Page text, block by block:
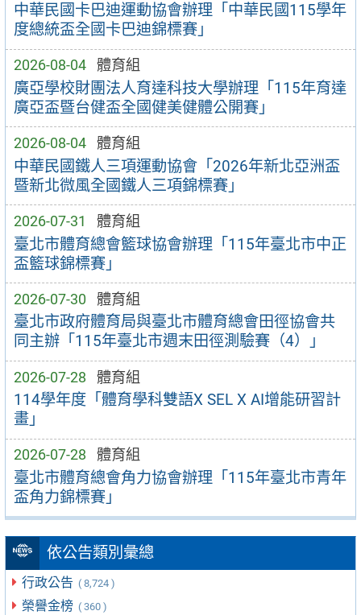
中華民國卡巴迪運動協會辦理「中華民國115學年
度總統盃全國卡巴迪錦標賽」
2026-08-04 體育組
廣亞學校財團法人育達科技大學辦理「115年育達
廣亞盃暨台健盃全國健美健體公開賽」
2026-08-04 體育組
中華民國鐵人三項運動協會「2026年新北亞洲盃
暨新北微風全國鐵人三項錦標賽」
2026-07-31 體育組
臺北市體育總會籃球協會辦理「115年臺北市中正
盃籃球錦標賽」
2026-07-30 體育組
臺北市政府體育局與臺北市體育總會田徑協會共
同主辦「115年臺北市週末田徑測驗賽（4）」
2026-07-28 體育組
114學年度「體育學科雙語X SEL X AI增能研習計
畫」
2026-07-28 體育組
臺北市體育總會角力協會辦理「115年臺北市青年
盃角力錦標賽」
依公告類別彙總
行政公告 ( 8,724 )
榮譽金榜 ( 360 )